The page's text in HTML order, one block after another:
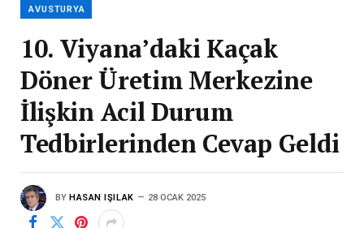
AVUSTURYA
10. Viyana’daki Kaçak
Döner Üretim Merkezine
İlişkin Acil Durum
Tedbirlerinden Cevap Geldi
BY HASAN IŞILAK 28 OCAK 2025